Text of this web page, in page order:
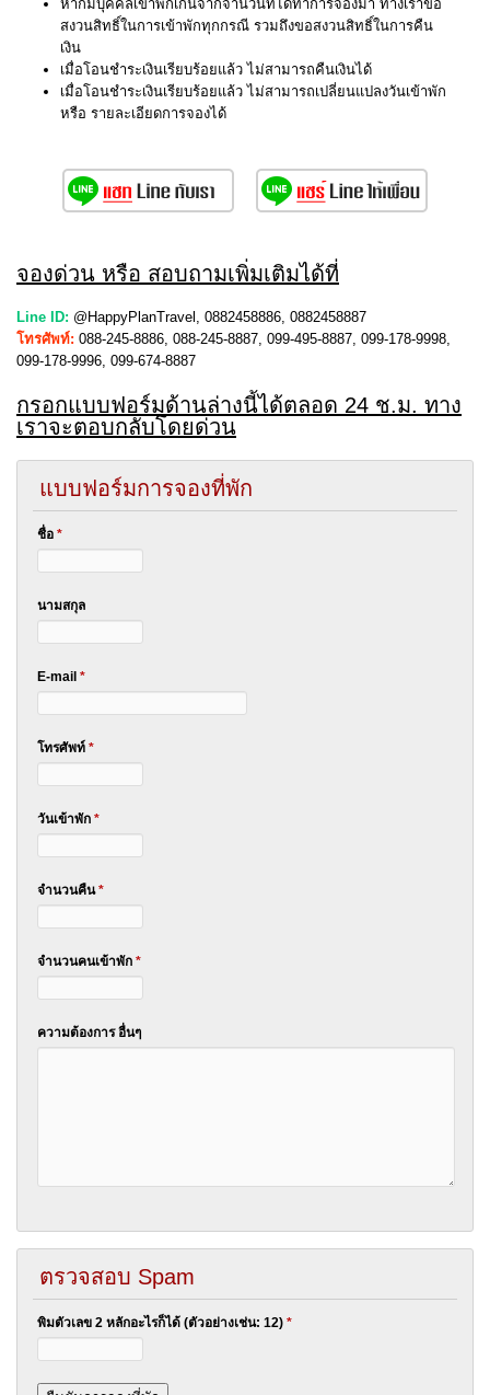
หากมีบุคคลเข้าพักเกินจากจำนวนที่ได้ทำการจองมา ทางเราขอ
สงวนสิทธิ์ในการเข้าพักทุกกรณี รวมถึงขอสงวนสิทธิ์ในการคืน
เงิน
เมื่อโอนชำระเงินเรียบร้อยแล้ว ไม่สามารถคืนเงินได้
เมื่อโอนชำระเงินเรียบร้อยแล้ว ไม่สามารถเปลี่ยนแปลงวันเข้าพัก
หรือ รายละเอียดการจองได้
จองด่วน หรือ สอบถามเพิ่มเติมได้ที่
Line ID: @HappyPlanTravel, 0882458886, 0882458887
โทรศัพท์: 088-245-8886, 088-245-8887, 099-495-8887, 099-178-9998,
099-178-9996, 099-674-8887
กรอกแบบฟอร์มด้านล่างนี้ได้ตลอด 24 ช.ม. ทาง
เราจะตอบกลับโดยด่วน
แบบฟอร์มการจองที่พัก
ชื่อ *
นามสกุล
E-mail *
โทรศัพท์ *
วันเข้าพัก *
จำนวนคืน*
จำนวนคนเข้าพัก *
ความต้องการ อื่นๆ
ตรวจสอบ Spam
พิมตัวเลข 2 หลักอะไรก็ได้ (ตัวอย่างเช่น: 12) *